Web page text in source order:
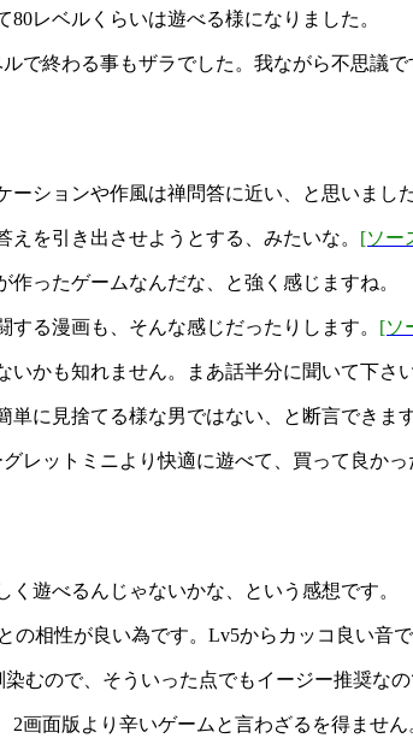
レベルくらいは遊べる様になりました。
で終わる事もザラでした。我ながら不思議で
ションや作風は禅問答に近い、と思いました
を引き出させようとする、みたいな。 [ソー
ったゲームなんだな、と強く感じますね。
る漫画も、そんな感じだったりします。 [ソ
かも知れません。まあ話半分に聞いて下さい
に見捨てる様な男ではない、と断言できます
レットミニより快適に遊べて、買って良かっ
遊べるんじゃないかな、という感想です。
相性が良い為です。Lv5からカッコ良い音で
むので、そういった点でもイージー推奨なの
画面版より辛いゲームと言わざるを得ません